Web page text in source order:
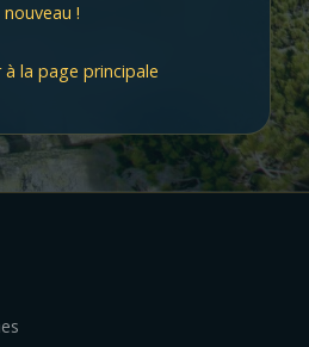
nouveau !
à la page principale